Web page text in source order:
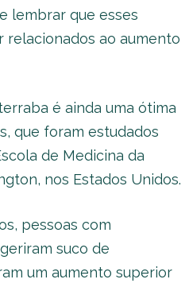
lembrar que esses
relacionados ao aumento
é ainda uma ótima
que foram estudados
de Medicina da
nos Estados Unidos.
pessoas com
suco de
um aumento superior